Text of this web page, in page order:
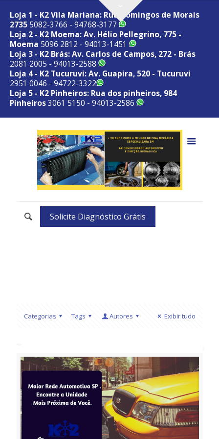
Loja 1 - K2 Vila Mariana: Rua Domingos de Morais
2735 5082-3766 - 94768-3177
Loja 2 - K2 Moema: Av. Hélio Pellegrino, 775 -
Moema 5096 2812 - 94013-1451
Loja 3 - K2 Brás: Av. Carlos de Campos, 272 - Brás
2081 2005 - 94013-2588
Loja 4 - K2 Tucuruvi: Av. Guapira, 520 - Tucuruvi
2951 0046 - 94722-3322
Loja 5 - K2 Pinheiros: Rua dos pinheiros, 984
Pinheiros3061 5150 - 94013-2586
Solicite Diagnóstico Grátis
Categorias Tags Autores Exibir tudo